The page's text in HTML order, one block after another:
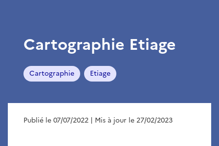
Cartographie Etiage
Cartographie Etiage
Publié le 07/07/2022 | Mis à jour le 27/02/2023